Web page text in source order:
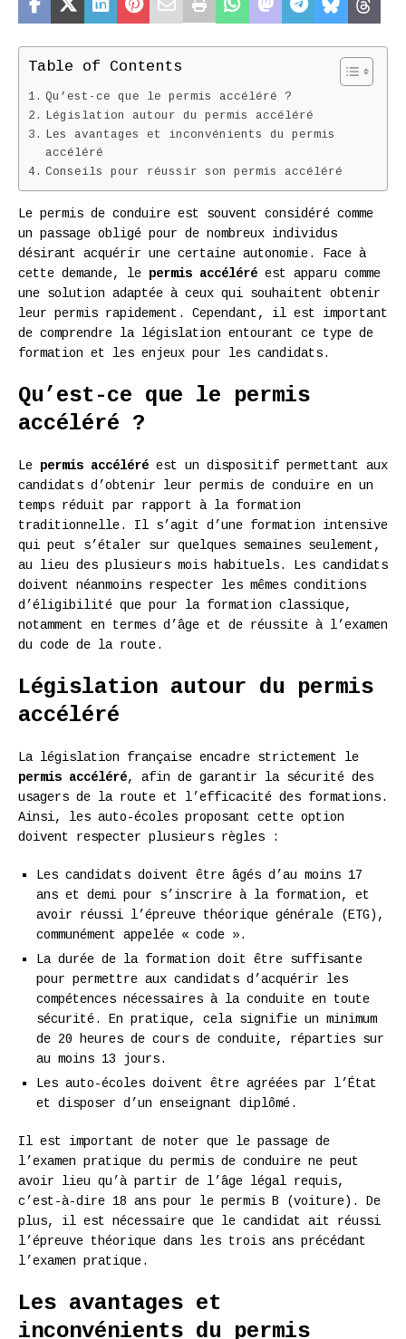
Table of Contents
Qu’est-ce que le permis accéléré ?
Législation autour du permis accéléré
Les avantages et inconvénients du permis
accéléré
Conseils pour réussir son permis accéléré
Le permis de conduire est souvent considéré comme
un passage obligé pour de nombreux individus
désirant acquérir une certaine autonomie. Face à
cette demande, le permis accéléré est apparu comme
une solution adaptée à ceux qui souhaitent obtenir
leur permis rapidement. Cependant, il est important
de comprendre la législation entourant ce type de
formation et les enjeux pour les candidats.
Qu’est-ce que le permis
accéléré ?
Le permis accéléré est un dispositif permettant aux
candidats d’obtenir leur permis de conduire en un
temps réduit par rapport à la formation
traditionnelle. Il s’agit d’une formation intensive
qui peut s’étaler sur quelques semaines seulement,
au lieu des plusieurs mois habituels. Les candidats
doivent néanmoins respecter les mêmes conditions
d’éligibilité que pour la formation classique,
notamment en termes d’âge et de réussite à l’examen
du code de la route.
Législation autour du permis
accéléré
La législation française encadre strictement le
permis accéléré, afin de garantir la sécurité des
usagers de la route et l’efficacité des formations.
Ainsi, les auto-écoles proposant cette option
doivent respecter plusieurs règles :
Les candidats doivent être âgés d’au moins 17
ans et demi pour s’inscrire à la formation, et
avoir réussi l’épreuve théorique générale (ETG),
communément appelée « code ».
La durée de la formation doit être suffisante
pour permettre aux candidats d’acquérir les
compétences nécessaires à la conduite en toute
sécurité. En pratique, cela signifie un minimum
de 20 heures de cours de conduite, réparties sur
au moins 13 jours.
Les auto-écoles doivent être agréées par l’État
et disposer d’un enseignant diplômé.
Il est important de noter que le passage de
l’examen pratique du permis de conduire ne peut
avoir lieu qu’à partir de l’âge légal requis,
c’est-à-dire 18 ans pour le permis B (voiture). De
plus, il est nécessaire que le candidat ait réussi
l’épreuve théorique dans les trois ans précédant
l’examen pratique.
Les avantages et
inconvénients du permis